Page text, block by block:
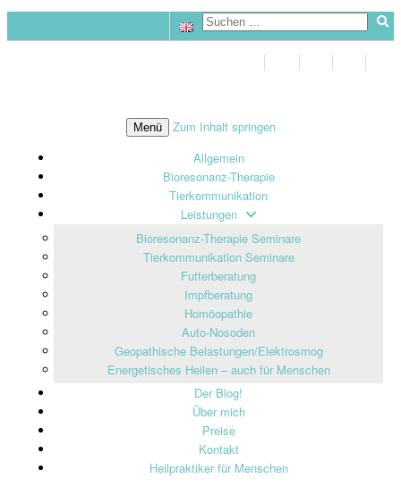
Menü
Zum Inhalt springen
Allgemein
Bioresonanz-Therapie
Tierkommunikation
Leistungen
Bioresonanz-Therapie Seminare
Tierkommunikation Seminare
Futterberatung
Impfberatung
Homöopathie
Auto-Nosoden
Geopathische Belastungen/Elektrosmog
Energetisches Heilen – auch für Menschen
Der Blog!
Über mich
Preise
Kontakt
Heilpraktiker für Menschen